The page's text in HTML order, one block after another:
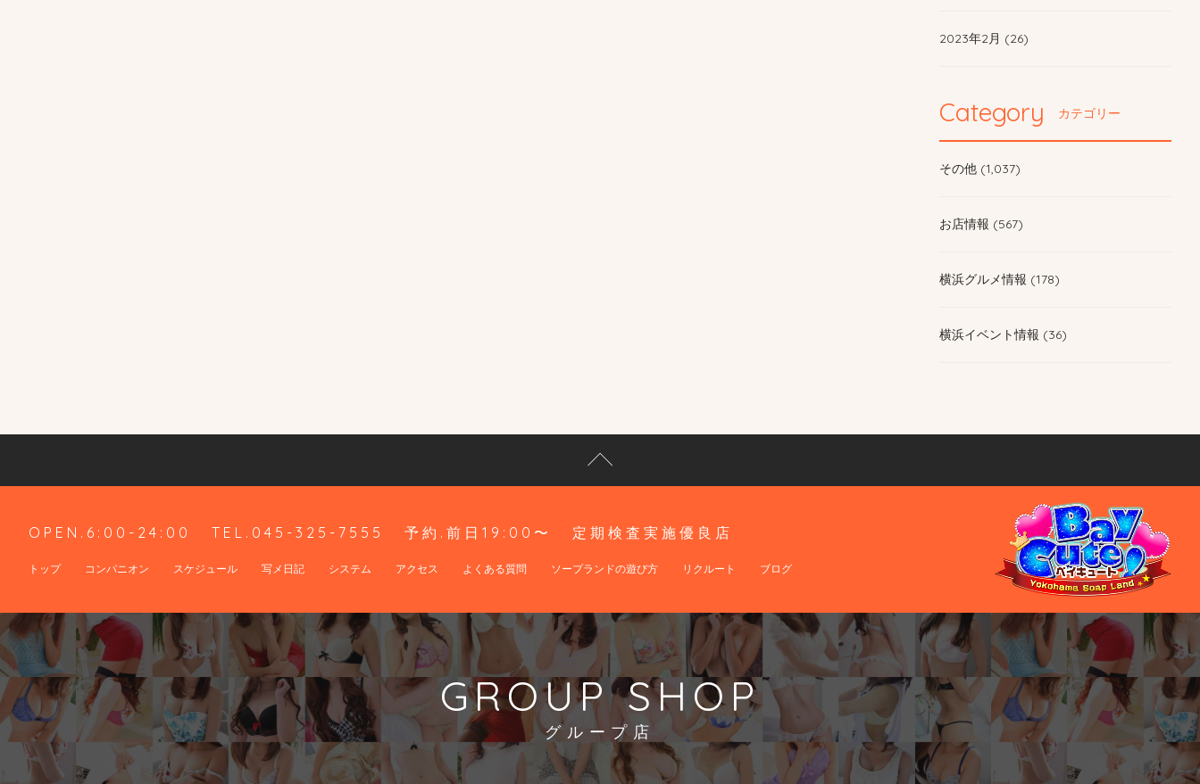
2023年2月 (26)
Category カテゴリー
その他 (1,037)
お店情報 (567)
横浜グルメ情報 (178)
横浜イベント情報 (36)
OPEN.6:00-24:00 TEL.045-325-7555 予約.前日19:00〜 定期検査実施優良店
トップ コンパニオン スケジュール 写メ日記 システム アクセス よくある質問 ソープランドの遊び方 リクルート ブログ
GROUP SHOP
グループ店